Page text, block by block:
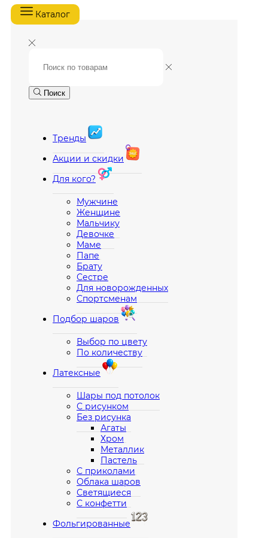
Каталог
Поиск
Тренды
Акции и скидки
Для кого?
Мужчине
Женщине
Мальчику
Девочке
Маме
Папе
Брату
Сестре
Для новорожденных
Спортсменам
Подбор шаров
Выбор по цвету
По количеству
Латексные
Шары под потолок
С рисунком
Без рисунка
Агаты
Хром
Металлик
Пастель
С приколами
Облака шаров
Светящиеся
С конфетти
Фольгированные